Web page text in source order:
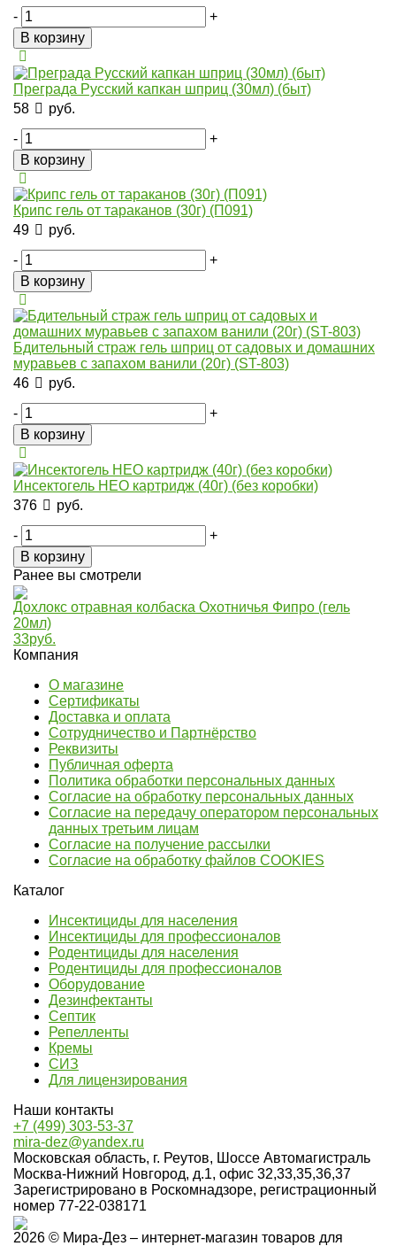
-
+
В корзину
Преграда Русский капкан шприц (30мл) (быт)
58
руб.
-
+
В корзину
Крипс гель от тараканов (30г) (П091)
49
руб.
-
+
В корзину
Бдительный страж гель шприц от садовых и домашних
муравьев с запахом ванили (20г) (ST-803)
46
руб.
-
+
В корзину
Инсектогель НЕО картридж (40г) (без коробки)
376
руб.
-
+
В корзину
Ранее вы смотрели
Дохлокс отравная колбаска Охотничья Фипро (гель
20мл)
33руб.
Компания
О магазине
Сертификаты
Доставка и оплата
Сотрудничество и Партнёрство
Реквизиты
Публичная оферта
Политика обработки персональных данных
Согласие на обработку персональных данных
Согласие на передачу оператором персональных
данных третьим лицам
Согласие на получение рассылки
Согласие на обработку файлов COOKIES
Каталог
Инсектициды для населения
Инсектициды для профессионалов
Родентициды для населения
Родентициды для профессионалов
Оборудование
Дезинфектанты
Септик
Репелленты
Кремы
СИЗ
Для лицензирования
Наши контакты
+7 (499) 303-53-37
mira-dez@yandex.ru
Московская область, г. Реутов, Шоссе Автомагистраль
Москва-Нижний Новгород, д.1, офис 32,33,35,36,37
Зарегистрировано в Роскомнадзоре, регистрационный
номер 77-22-038171
2026 © Мира-Дез – интернет-магазин товаров для